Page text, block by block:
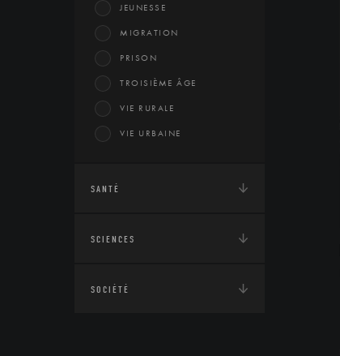
JEUNESSE
MIGRATION
PRISON
TROISIÈME ÂGE
VIE RURALE
VIE URBAINE
SANTÉ
SCIENCES
SOCIÉTÉ